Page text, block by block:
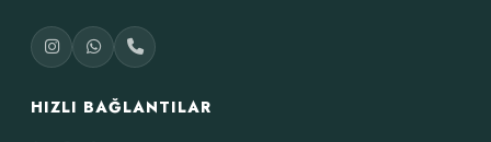
HIZLI BAĞLANTILAR